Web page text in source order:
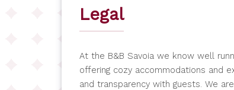
pane
Legal
At the B&B Savoia we know well
offering cozy accommodations and
and transparency with guests. We